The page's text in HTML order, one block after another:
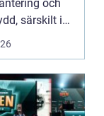
och
särskilt i
som i...